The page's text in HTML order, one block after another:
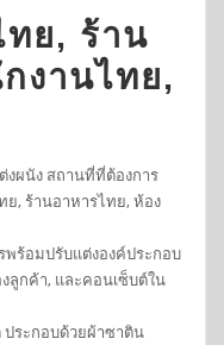
ย, ร้าน
งานไทย,
งผนัง สถานที่ที่ต้องการ
ย, ร้านอาหารไทย, ห้อง
พร้อมปรับแต่งองค์ประกอบ
ลูกค้า, และคอนเซ็บต์ใน
ประกอบด้วยผ้าซาติน